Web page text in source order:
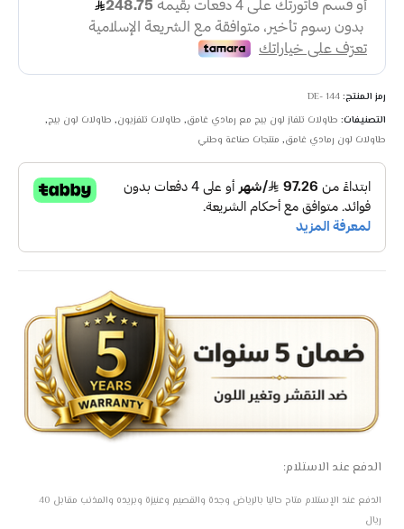
رمز المنتج:DE- 144
التصنيفات: طاولات تلفاز لون بيج مع رمادي غامق, طاولات تلفزيون, طاولات لون بيج,
طاولات لون رمادي غامق, منتجات صناعة وطني
الدفع عند الاستلام:
الدفع عند الإستلام متاح حاليا بالرياض وجدة والقصيم وعنيزة وبريده والمذنب مقابل 40
ريال